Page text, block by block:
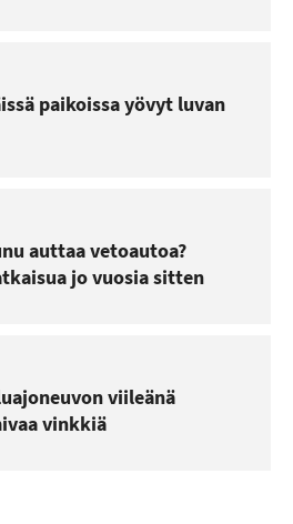
paikoissa yövyt luvan
auttaa vetoautoa?
jo vuosia sitten
viileänä
vinkkiä